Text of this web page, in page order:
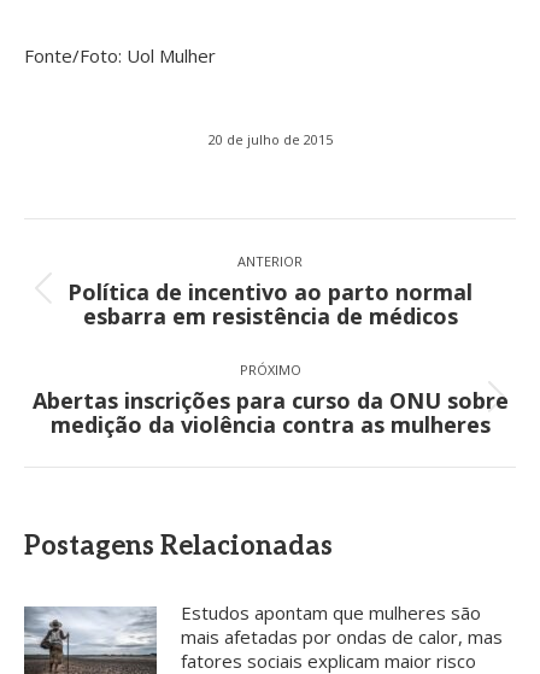
Fonte/Foto: Uol Mulher
20 de julho de 2015
de
post:
ANTERIOR
Post
anterior:
Política de incentivo ao parto normal
esbarra em resistência de médicos
PRÓXIMO
Próximo
post:
Abertas inscrições para curso da ONU sobre
medição da violência contra as mulheres
Postagens Relacionadas
Estudos apontam que mulheres são
mais afetadas por ondas de calor, mas
fatores sociais explicam maior risco